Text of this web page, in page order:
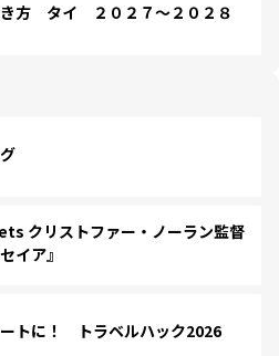
方 タイ ２０２７～２０２８
クリストファー・ノーラン監督
イア』
トに！ トラベルハック2026